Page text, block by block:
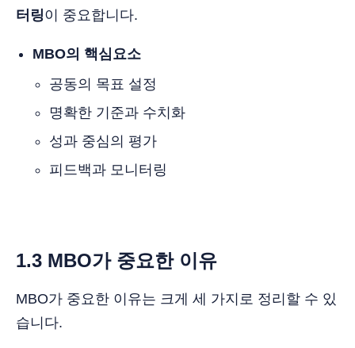
터링이 중요합니다.
MBO의 핵심요소
공동의 목표 설정
명확한 기준과 수치화
성과 중심의 평가
피드백과 모니터링
1.3 MBO가 중요한 이유
MBO가 중요한 이유는 크게 세 가지로 정리할 수 있
습니다.